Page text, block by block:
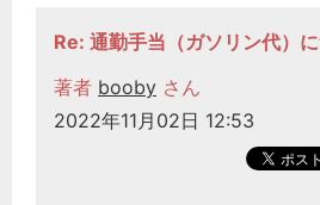
Re: 通勤手当（ガソリン代）
著者 booby さん
2022年11月02日 12:53